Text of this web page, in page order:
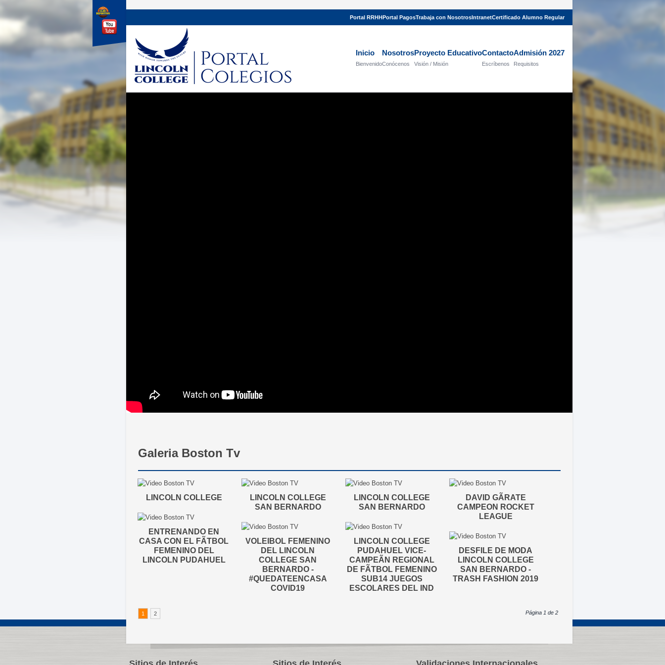
Portal RRHHPortal PagosTrabaja con NosotrosIntranetCertificado Alumno Regular
Inicio
Bienvenido
Nosotros
Conócenos
Proyecto Educativo
Visión / Misión
Contacto
Escríbenos
Admisión 2027
Requisitos
Galeria Boston Tv
LINCOLN COLLEGE
LINCOLN COLLEGE
SAN BERNARDO
LINCOLN COLLEGE
SAN BERNARDO
DAVID GÃRATE
CAMPEON ROCKET
LEAGUE
ENTRENANDO EN
CASA CON EL FÃTBOL
FEMENINO DEL
LINCOLN PUDAHUEL
VOLEIBOL FEMENINO
DEL LINCOLN
COLLEGE SAN
BERNARDO -
#QUEDATEENCASA
COVID19
LINCOLN COLLEGE
PUDAHUEL VICE-
CAMPEÃN REGIONAL
DE FÃTBOL FEMENINO
SUB14 JUEGOS
ESCOLARES DEL IND
DESFILE DE MODA
LINCOLN COLLEGE
SAN BERNARDO -
TRASH FASHION 2019
Página 1 de 2
1 2